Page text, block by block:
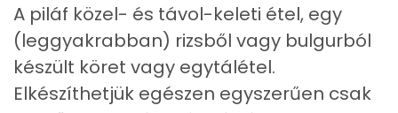
A vitamin (RAE):
53 micro
B6 vitamin:
A piláf közel- és távol-keleti étel, egy
(leggyakrabban) rizsből vagy bulgurból
készült köret vagy egytálétel.
Elkészíthetjük egészen egyszerűen csak